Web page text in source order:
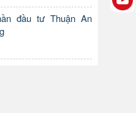
đầu tư Thuận An